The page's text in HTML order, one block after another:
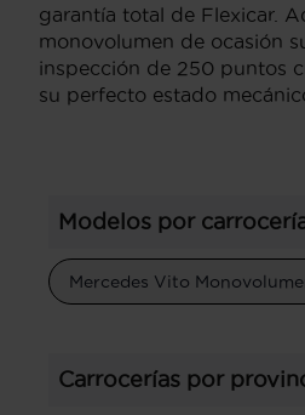
garantía total de Flexicar.
monovolumen de ocasión
inspección de 250 puntos
su perfecto estado
Modelos por
Mercedes Vito
Carrocerías por